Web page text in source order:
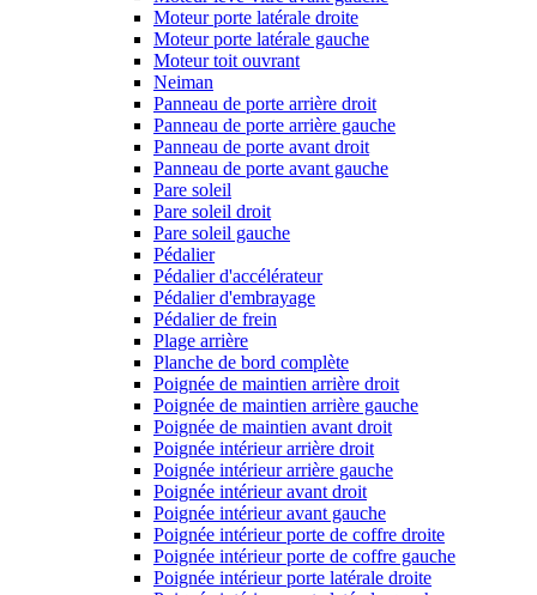
Moteur porte latérale droite
Moteur porte latérale gauche
Moteur toit ouvrant
Neiman
Panneau de porte arrière droit
Panneau de porte arrière gauche
Panneau de porte avant droit
Panneau de porte avant gauche
Pare soleil
Pare soleil droit
Pare soleil gauche
Pédalier
Pédalier d'accélérateur
Pédalier d'embrayage
Pédalier de frein
Plage arrière
Planche de bord complète
Poignée de maintien arrière droit
Poignée de maintien arrière gauche
Poignée de maintien avant droit
Poignée intérieur arrière droit
Poignée intérieur arrière gauche
Poignée intérieur avant droit
Poignée intérieur avant gauche
Poignée intérieur porte de coffre droite
Poignée intérieur porte de coffre gauche
Poignée intérieur porte latérale droite